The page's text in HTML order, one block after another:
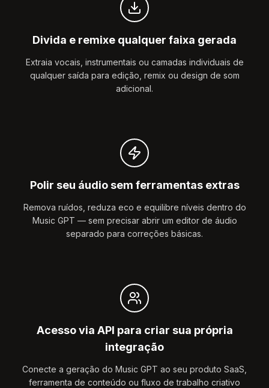
Divida e remixe qualquer faixa gerada
Extraia vocais, instrumentais ou camadas individuais de
qualquer saída para edição, remix ou design de som
adicional.
Polir seu áudio sem ferramentas extras
Remova ruídos, reduza eco e equilibre níveis dentro do
Music GPT — sem precisar abrir um editor de áudio
separado para correções básicas.
Acesso via API para criar sua própria
integração
Conecte a geração do Music GPT ao seu produto SaaS,
ferramenta de conteúdo ou fluxo de trabalho criativo